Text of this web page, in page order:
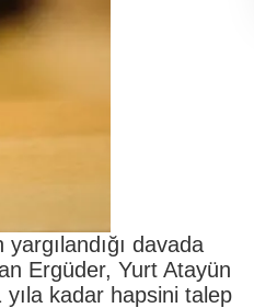
davada
Ergüder, Yurt Atayün
kadar hapsini talep